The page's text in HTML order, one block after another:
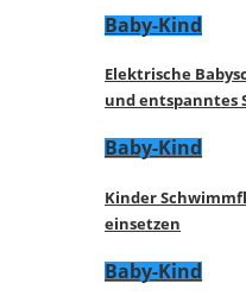
Baby-Kind
Elektrische
und entspanntes
Baby-Kind
Kinder
einsetzen
Baby-Kind